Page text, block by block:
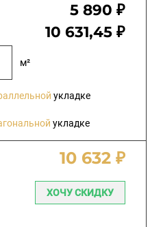
5 890 ₽
10 631,45 ₽
м²
укладке
укладке
10 632 ₽
ХОЧУ СКИДКУ